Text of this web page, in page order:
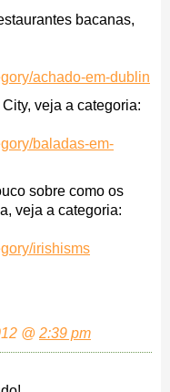
bacanas,
achado-em-dublin
veja a categoria:
baladas-em-
sobre como os
veja a categoria:
irishisms
@ 2:39 pm